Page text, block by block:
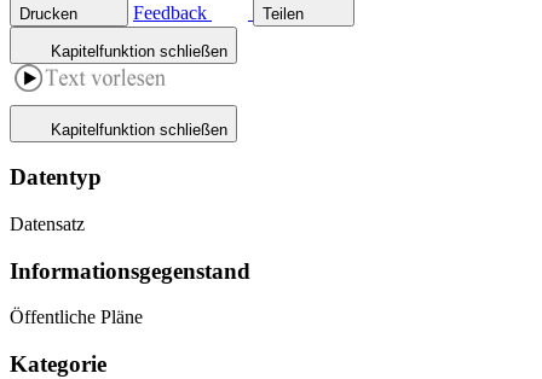
Drucken Feedback Teilen
Kapitelfunktion schließen
Kapitelfunktion schließen
Datentyp
Datensatz
Informations­gegenstand
Öffentliche Pläne
Kategorie